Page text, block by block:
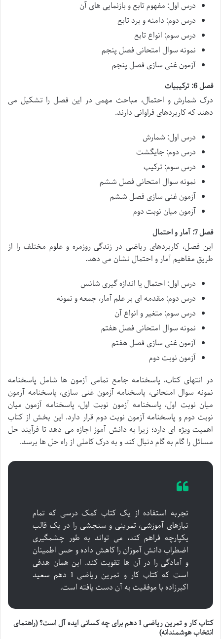
درس اول: مفهوم تابع و بازنمایی های آن
درس دوم: دامنه و برد تابع
درس سوم: انواع تابع
نمونه سوال امتحانی فصل پنجم
آزمون غنی سازی فصل پنجم
فصل 6: ترکیبیات
درک شمارش و احتمال، مباحث مهمی در این فصل را تشکیل می
دهند که کاربردهای فراوانی دارند.
درس اول: شمارش
درس دوم: جایگشت
درس سوم: ترکیب
نمونه سوال امتحانی فصل ششم
آزمون غنی سازی فصل ششم
آزمون میان نوبت دوم
فصل 7: آمار و احتمال
این فصل، کاربردهای ریاضی در زندگی روزمره و علوم مختلف را از
طریق مفاهیم آمار و احتمال نشان می دهد.
درس اول: احتمال یا اندازه گیری شانس
درس دوم: مقدمه ای بر علم آمار، جمعه و نمونه
درس سوم: متغیر و انواع آن
نمونه سوال امتحانی فصل هفتم
آزمون غنی سازی فصل هفتم
آزمون نوبت دوم
در انتهای کتاب، پاسخنامه جامع تمامی آزمون ها شامل پاسخنامه
نمونه سوال امتحانی، پاسخنامه آزمون غنی سازی، پاسخنامه آزمون
میان نوبت اول، پاسخنامه آزمون نوبت اول، پاسخنامه آزمون میان
نوبت دوم و پاسخنامه آزمون نوبت دوم قرار دارد. این بخش از کتاب
اهمیت ویژه ای دارد؛ زیرا به دانش آموز اجازه می دهد تا فرآیند حل
مسائل را گام به گام دنبال کند و به درک کاملی از راه حل ها برسد.
تجربه استفاده از یک کتاب کمک درسی که تمام
نیازهای آموزشی، تمرینی و سنجشی را در یک قالب
یکپارچه فراهم کند، می تواند به طور چشمگیری
اضطراب دانش آموزان را کاهش داده و حس اطمینان
و آمادگی را در آن ها تقویت کند. این همان هدفی
است که کتاب کار و تمرین ریاضی 1 دهم سعید
اکبرزاده با موفقیت به آن دست یافته است.
کتاب کار و تمرین ریاضی 1 دهم برای چه کسانی ایده آل است؟ (راهنمای
انتخاب هوشمندانه)